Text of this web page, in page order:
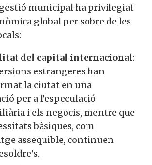
municipal ha privilegiat
global per sobre de les
del capital internacional:
estrangeres han
la ciutat en una
per a l’especulació
i els negocis, mentre que
bàsiques, com
assequible, continuen